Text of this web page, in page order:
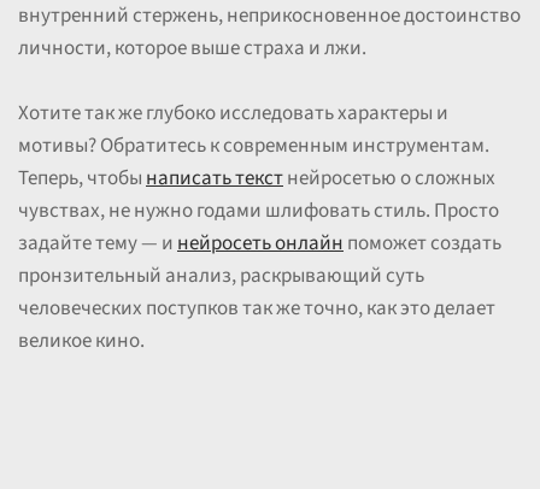
внутренний стержень, неприкосновенное достоинство
личности, которое выше страха и лжи.
Хотите так же глубоко исследовать характеры и
мотивы? Обратитесь к современным инструментам.
Теперь, чтобынаписать текстнейросетью о сложных
чувствах, не нужно годами шлифовать стиль. Просто
задайте тему — инейросеть онлайнпоможет создать
пронзительный анализ, раскрывающий суть
человеческих поступков так же точно, как это делает
великое кино.